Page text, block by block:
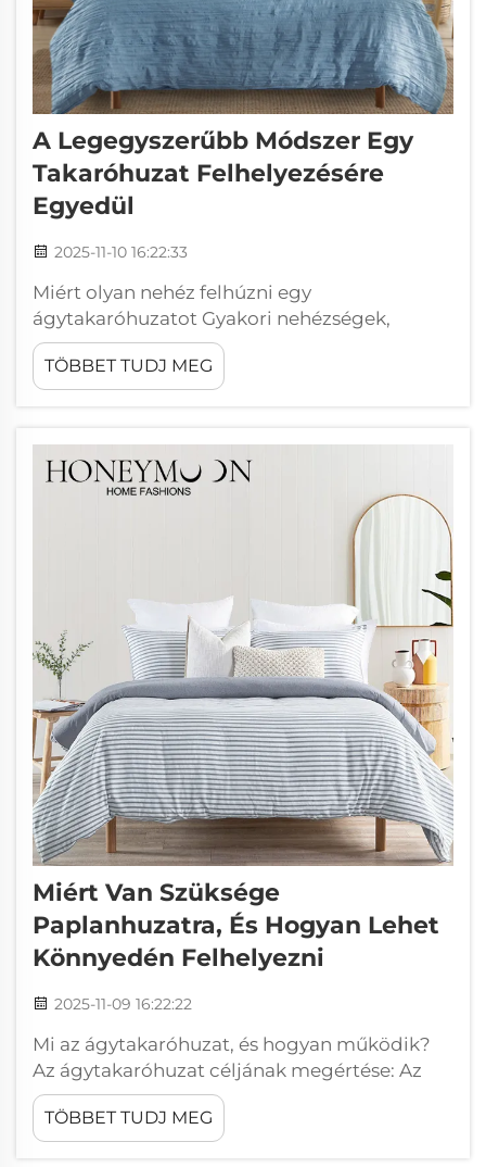
A Legegyszerűbb Módszer Egy
Takaróhuzat Felhelyezésére
Egyedül
2025-11-10 16:22:33
Miért olyan nehéz felhúzni egy
ágytakaróhuzatot Gyakori nehézségek,
amikor egyedül próbáljuk beletuszkolni a
takarót Egy ágytakaróhuzat felhúzása
egyedül teljesen idegtépő lehet, mintha
megidomítani. Ezek a betétek olyan nagyok,
hogy th...
TÖBBET TUDJ MEG
Miért Van Szüksége
Paplanhuzatra, És Hogyan Lehet
Könnyedén Felhelyezni
2025-11-09 16:22:22
Mi az ágytakaróhuzat, és hogyan működik?
Az ágytakaróhuzat céljának megértése: Az
ágytakaróhuzatok védelmet nyújtanak
azoknak a drága ágytakaróbetéteknek,
amelyeket mindannyian használunk, és
TÖBBET TUDJ MEG